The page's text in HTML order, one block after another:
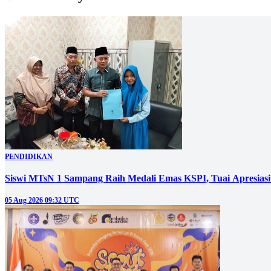
PENDIDIKAN
Siswi MTsN 1 Sampang Raih Medali Emas KSPI, Tuai
05 Aug 2026 09:32 UTC